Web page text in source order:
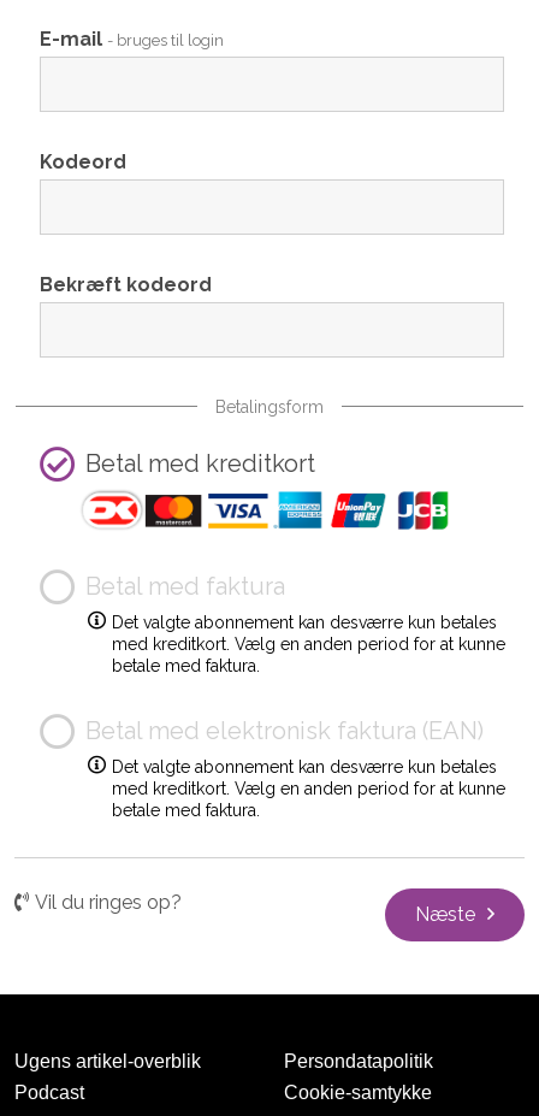
E-mail - bruges til login
Kodeord
Bekræft kodeord
Betalingsform
Betal med kreditkort
Betal med faktura
Det valgte abonnement kan desværre kun betales
med kreditkort. Vælg en anden period for at kunne
betale med faktura.
Betal med elektronisk faktura (EAN)
Det valgte abonnement kan desværre kun betales
med kreditkort. Vælg en anden period for at kunne
betale med faktura.
Vil du ringes op?
Næste
Ugens artikel-overblik
Podcast
Persondatapolitik
Cookie-samtykke